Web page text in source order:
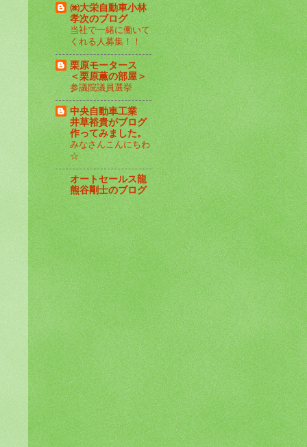
㈱大栄自動車小林
孝次のブログ
当社で一緒に働いて
くれる人募集！！
栗原モータース
＜栗原薫の部屋＞
参議院議員選挙
中央自動車工業
井草裕貴がブログ
作ってみました。
みなさんこんにちわ
☆
オートセールス龍
熊谷剛士のブログ